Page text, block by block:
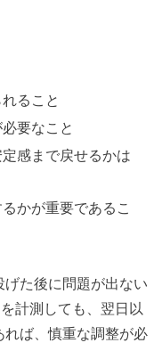
ること
要なこと
感まで戻せるかは
かが重要であるこ
げた後に問題が出ない
計測しても、翌日以
れば、慎重な調整が必